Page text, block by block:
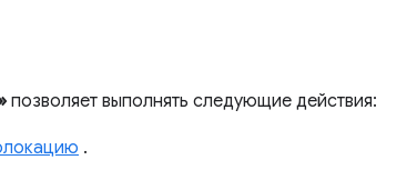
позволяет выполнять следующие действия:
.